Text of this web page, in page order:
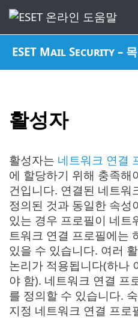
ESET Mail Security –
활성자
활성자는 네트워크 연결
에 할당하기 위해 충족해
건입니다. 연결된 네트워
정의된 것과 동일한 속성
있는 경우 프로필이 네트
트워크 연결 프로필에는
있을 수 있습니다. 여러
논리가 적용됩니다(하나
야 함). 네트워크 연결 프
를 정의할 수 있습니다.
지정 네트워크 연결 프로